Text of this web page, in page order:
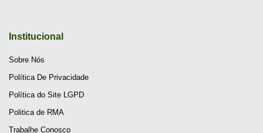
Institucional
Sobre Nós
Política De Privacidade
Política do Site LGPD
Politica de RMA
Trabalhe Conosco